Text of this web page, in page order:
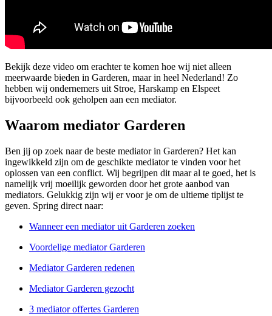
Bekijk deze video om erachter te komen hoe wij niet alleen
meerwaarde bieden in Garderen, maar in heel Nederland! Zo
hebben wij ondernemers uit Stroe, Harskamp en Elspeet
bijvoorbeeld ook geholpen aan een mediator.
Waarom mediator Garderen
Ben jij op zoek naar de beste mediator in Garderen? Het kan
ingewikkeld zijn om de geschikte mediator te vinden voor het
oplossen van een conflict. Wij begrijpen dit maar al te goed, het is
namelijk vrij moeilijk geworden door het grote aanbod van
mediators. Gelukkig zijn wij er voor je om de ultieme tiplijst te
geven. Spring direct naar:
Wanneer een mediator uit Garderen zoeken
Voordelige mediator Garderen
Mediator Garderen redenen
Mediator Garderen gezocht
3 mediator offertes Garderen